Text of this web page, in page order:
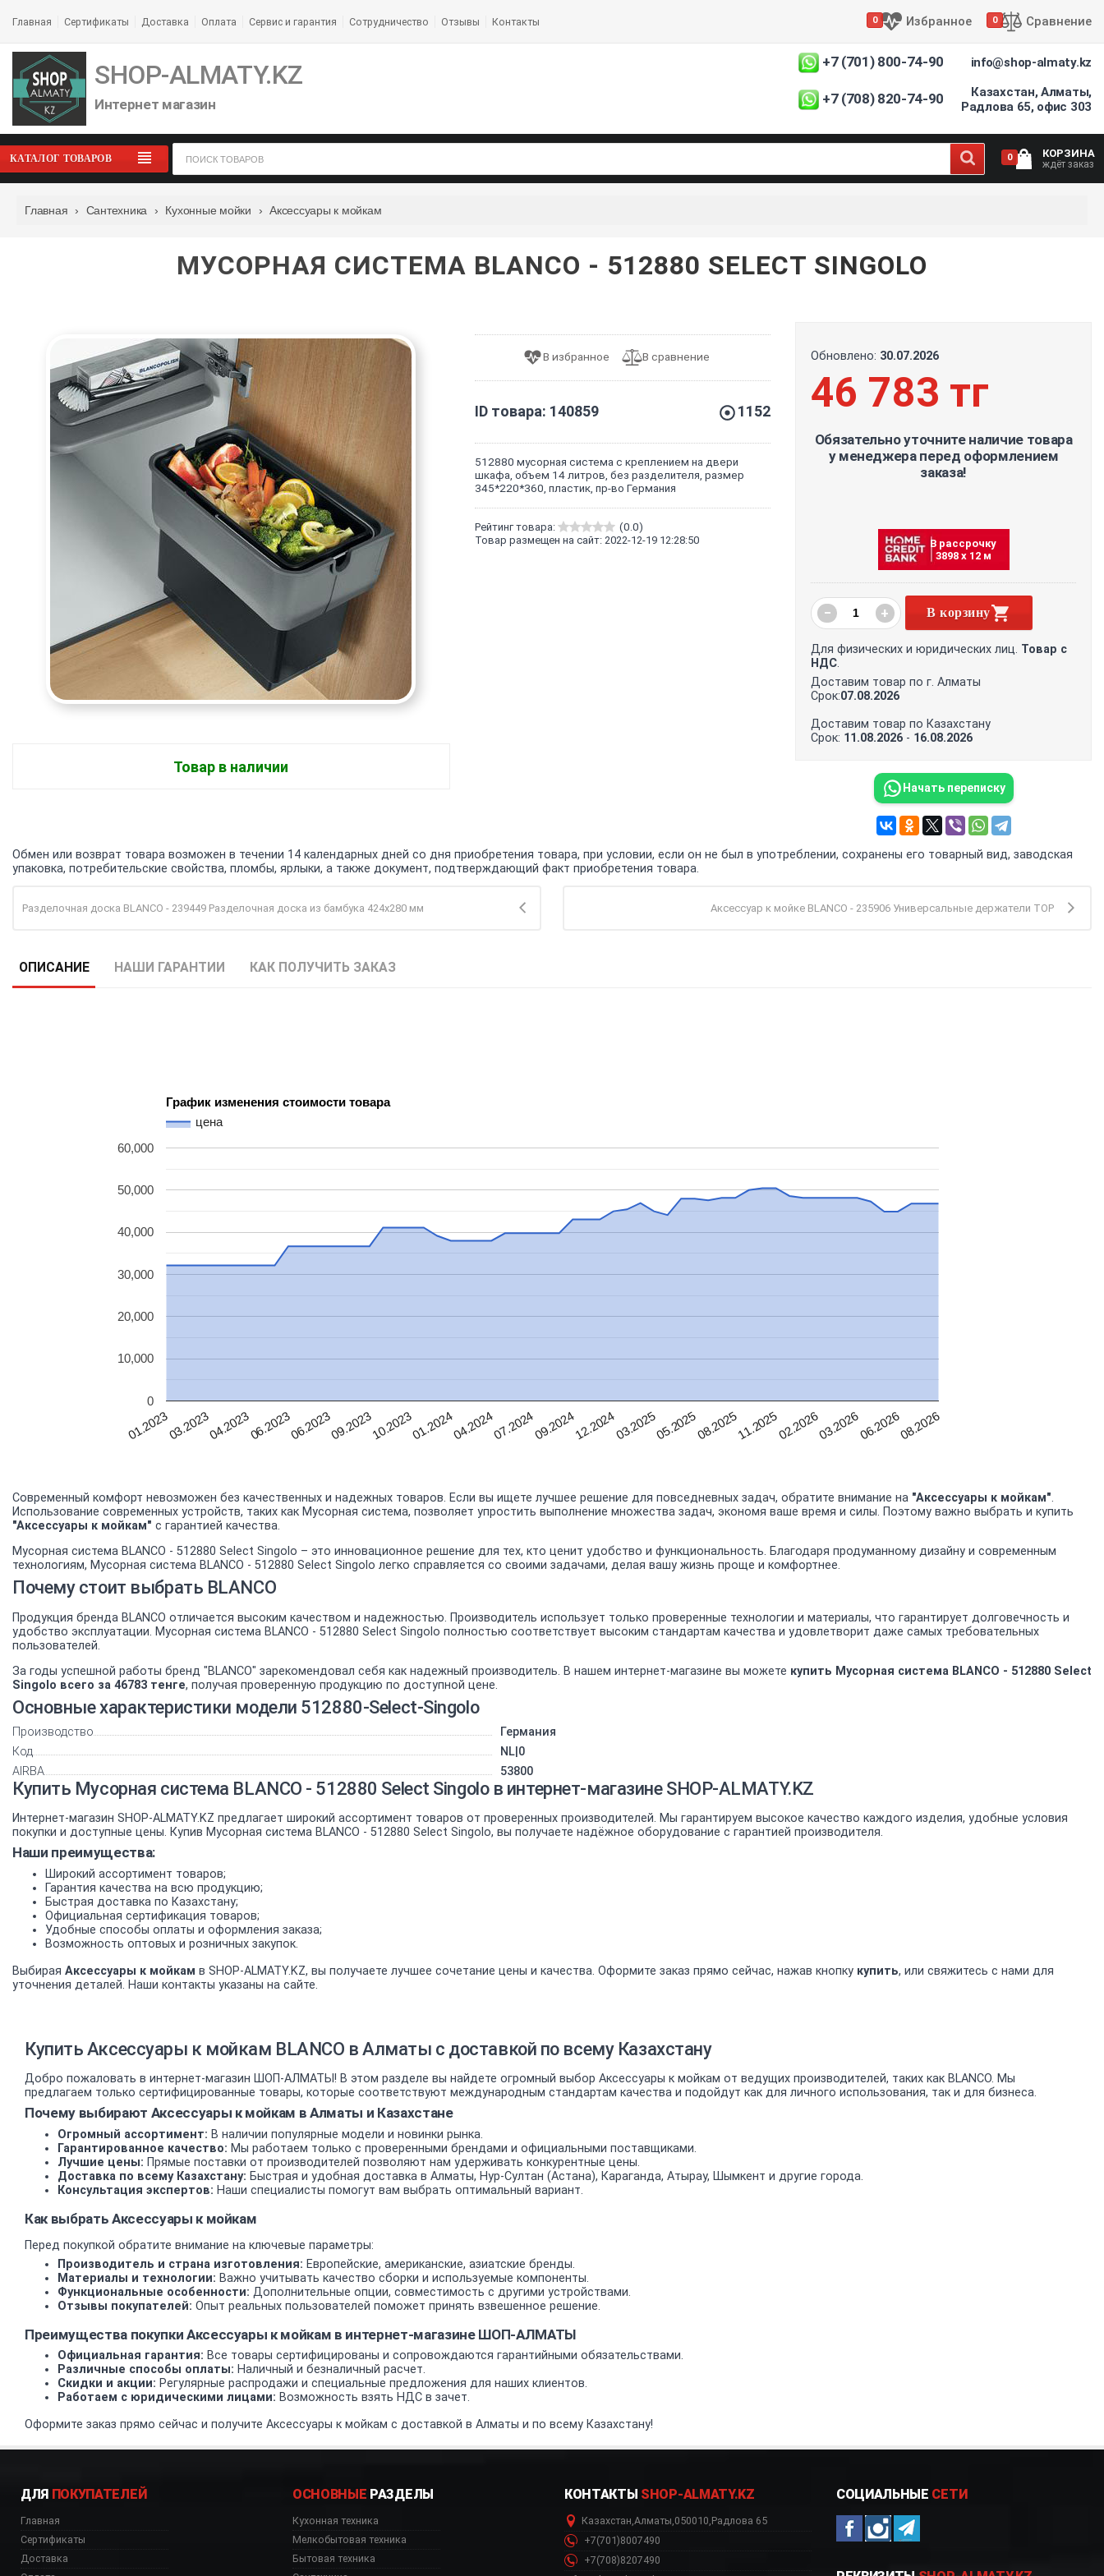
Главная Сертификаты Доставка Оплата Сервис и гарантия Сотрудничество Отзывы Контакты 0 Избранное 0 Сравнение
SHOP-ALMATY.KZ
Интернет магазин
+7 (701) 800-74-90
+7 (708) 820-74-90
info@shop-almaty.kz
Казахстан, Алматы,
Радлова 65, офис 303
КАТАЛОГ ТОВАРОВ 0 КОРЗИНА
ждёт заказ
Главная › Сантехника › Кухонные мойки › Аксессуары к мойкам
МУСОРНАЯ СИСТЕМА BLANCO - 512880 SELECT SINGOLO
Товар в наличии
ID товара: 140859 1152
512880 мусорная система с креплением на двери
шкафа, объем 14 литров, без разделителя, размер
345*220*360, пластик, пр-во Германия
Рейтинг товара:
(0.0)
Товар размещен на сайт: 2022-12-19 12:28:50
Обновлено: 30.07.2026
46 783 тг
Обязательно уточните наличие товара
у менеджера перед оформлением
заказа!
В рассрочку
3898 х 12 м
− + В корзину
Для физических и юридических лиц. Товар с
НДС.
Доставим товар по г. Алматы
Срок:07.08.2026
Доставим товар по Казахстану
Срок: 11.08.2026 - 16.08.2026
Начать переписку
Обмен или возврат товара возможен в течении 14 календарных дней со дня приобретения товара, при условии, если он не был в употреблении, сохранены его товарный вид, заводская
упаковка, потребительские свойства, пломбы, ярлыки, а также документ, подтверждающий факт приобретения товара.
Разделочная доска BLANCO - 239449 Разделочная доска из бамбука 424х280 мм Аксессуар к мойке BLANCO - 235906 Универсальные держатели TOP
ОПИСАНИЕ НАШИ ГАРАНТИИ КАК ПОЛУЧИТЬ ЗАКАЗ
График изменения стоимости товара
цена
01.202303.202304.202306.202306.202309.202310.202301.202404.202407.202409.202412.202403.202505.202508.202511.202502.202603.202606.202608.2026
0
10,000
20,000
30,000
40,000
50,000
60,000
Современный комфорт невозможен без качественных и надежных товаров. Если вы ищете лучшее решение для повседневных задач, обратите внимание на "Аксессуары к мойкам".
Использование современных устройств, таких как Мусорная система, позволяет упростить выполнение множества задач, экономя ваше время и силы. Поэтому важно выбрать и купить
"Аксессуары к мойкам" с гарантией качества.
Мусорная система BLANCO - 512880 Select Singolo – это инновационное решение для тех, кто ценит удобство и функциональность. Благодаря продуманному дизайну и современным
технологиям, Мусорная система BLANCO - 512880 Select Singolo легко справляется со своими задачами, делая вашу жизнь проще и комфортнее.
Почему стоит выбрать BLANCO
Продукция бренда BLANCO отличается высоким качеством и надежностью. Производитель использует только проверенные технологии и материалы, что гарантирует долговечность и
удобство эксплуатации. Мусорная система BLANCO - 512880 Select Singolo полностью соответствует высоким стандартам качества и удовлетворит даже самых требовательных
пользователей.
За годы успешной работы бренд "BLANCO" зарекомендовал себя как надежный производитель. В нашем интернет-магазине вы можете купить Мусорная система BLANCO - 512880 Select
Singolo всего за 46783 тенге, получая проверенную продукцию по доступной цене.
Основные характеристики модели 512880-Select-Singolo
Производство
Германия
Код
NL|0
AIRBA
53800
Купить Мусорная система BLANCO - 512880 Select Singolo в интернет-магазине SHOP-ALMATY.KZ
Интернет-магазин SHOP-ALMATY.KZ предлагает широкий ассортимент товаров от проверенных производителей. Мы гарантируем высокое качество каждого изделия, удобные условия
покупки и доступные цены. Купив Мусорная система BLANCO - 512880 Select Singolo, вы получаете надёжное оборудование с гарантией производителя.
Наши преимущества:
Широкий ассортимент товаров;
Гарантия качества на всю продукцию;
Быстрая доставка по Казахстану;
Официальная сертификация товаров;
Удобные способы оплаты и оформления заказа;
Возможность оптовых и розничных закупок.
Выбирая Аксессуары к мойкам в SHOP-ALMATY.KZ, вы получаете лучшее сочетание цены и качества. Оформите заказ прямо сейчас, нажав кнопку купить, или свяжитесь с нами для
уточнения деталей. Наши контакты указаны на сайте.
Купить Аксессуары к мойкам BLANCO в Алматы с доставкой по всему Казахстану
Добро пожаловать в интернет-магазин ШОП-АЛМАТЫ! В этом разделе вы найдете огромный выбор Аксессуары к мойкам от ведущих производителей, таких как BLANCO. Мы
предлагаем только сертифицированные товары, которые соответствуют международным стандартам качества и подойдут как для личного использования, так и для бизнеса.
Почему выбирают Аксессуары к мойкам в Алматы и Казахстане
Огромный ассортимент: В наличии популярные модели и новинки рынка.
Гарантированное качество: Мы работаем только с проверенными брендами и официальными поставщиками.
Лучшие цены: Прямые поставки от производителей позволяют нам удерживать конкурентные цены.
Доставка по всему Казахстану: Быстрая и удобная доставка в Алматы, Нур-Султан (Астана), Караганда, Атырау, Шымкент и другие города.
Консультация экспертов: Наши специалисты помогут вам выбрать оптимальный вариант.
Как выбрать Аксессуары к мойкам
Перед покупкой обратите внимание на ключевые параметры:
Производитель и страна изготовления: Европейские, американские, азиатские бренды.
Материалы и технологии: Важно учитывать качество сборки и используемые компоненты.
Функциональные особенности: Дополнительные опции, совместимость с другими устройствами.
Отзывы покупателей: Опыт реальных пользователей поможет принять взвешенное решение.
Преимущества покупки Аксессуары к мойкам в интернет-магазине ШОП-АЛМАТЫ
Официальная гарантия: Все товары сертифицированы и сопровождаются гарантийными обязательствами.
Различные способы оплаты: Наличный и безналичный расчет.
Скидки и акции: Регулярные распродажи и специальные предложения для наших клиентов.
Работаем с юридическими лицами: Возможность взять НДС в зачет.
Оформите заказ прямо сейчас и получите Аксессуары к мойкам с доставкой в Алматы и по всему Казахстану!
ДЛЯ ПОКУПАТЕЛЕЙ
Главная
Сертификаты
Доставка
ОСНОВНЫЕ РАЗДЕЛЫ
Кухонная техника
Мелкобытовая техника
Бытовая техника
КОНТАКТЫ SHOP-ALMATY.KZ
Казахстан,Алматы,050010,Радлова 65
+7(701)8007490
+7(708)8207490
СОЦИАЛЬНЫЕ СЕТИ